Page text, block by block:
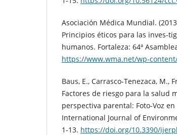
Asociación Médica Mundial.
Principios éticos para las inves-
humanos. Fortaleza: 64ª
https://www.wma.net/wp-
Baus, E., Carrasco-Tenezaca, M.,
Factores de riesgo para la salud
perspectiva parental: Foto-Voz
International Journal of
1-13. https://doi.org/10.3390/